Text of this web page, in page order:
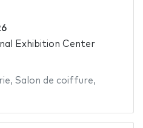
Exhibition Center
, Salon de coiffure,